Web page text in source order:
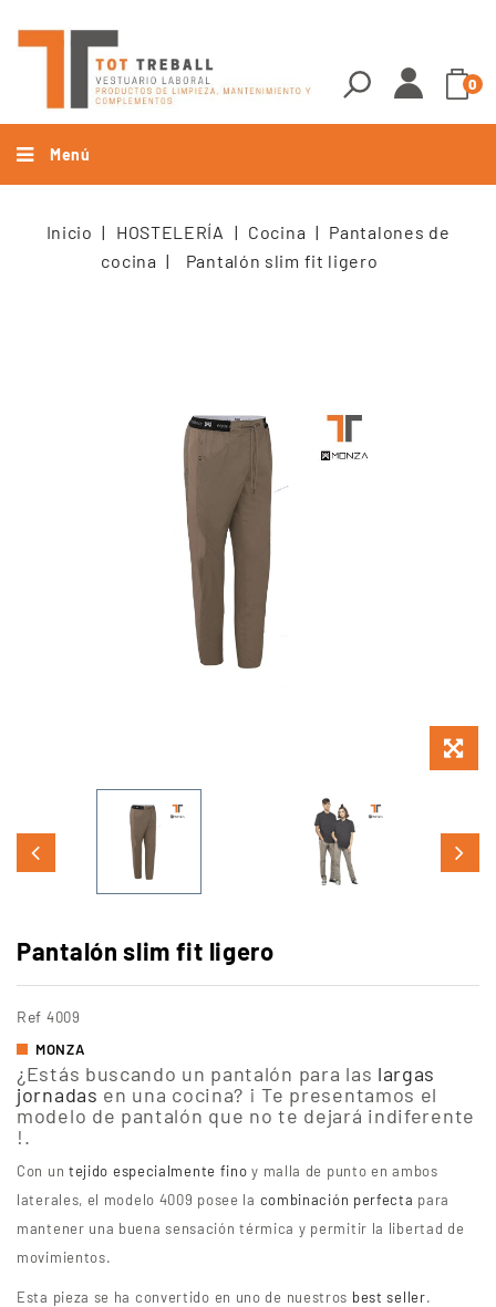
0
Menú
Inicio HOSTELERÍA Cocina
Pantalones de
cocina
Pantalón slim fit ligero
Pantalón slim fit ligero
Ref 4009
MONZA
¿Estás buscando un pantalón para las largas
jornadas en una cocina? ¡ Te presentamos el
modelo de pantalón que no te dejará indiferente
!.
Con un tejido especialmente fino y malla de punto en ambos
laterales, el modelo 4009 posee la combinación perfecta para
mantener una buena sensación térmica y permitir la libertad de
movimientos.
Esta pieza se ha convertido en uno de nuestros best seller.